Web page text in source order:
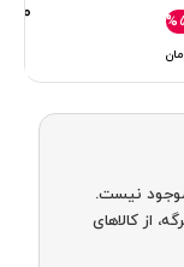
موجود نیست.
از کالاهای